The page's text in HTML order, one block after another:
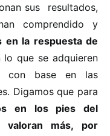
sus resultados,
comprendido y
en la respuesta de
lo que se adquieren
con base en las
Digamos que para
en los pies del
valoran más, por